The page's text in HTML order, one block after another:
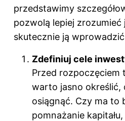
przedstawimy
pozwolą lepiej zrozumieć
skutecznie ją
Zdefiniuj cele
Przed
warto jasno określić,
osiągnąć. Czy ma to
pomnażanie